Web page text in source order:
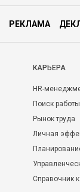
РЕКЛАМА
КАРЬЕРА
HR-
Поиск работы
Рынок труда
Личная
Справочник